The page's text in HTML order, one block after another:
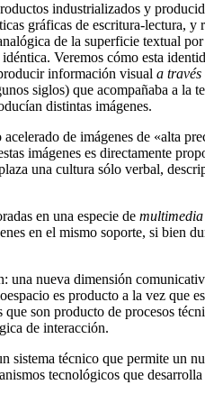
industrializados y
gráficas de escritura-lectura, y
de la superficie textual
Veremos cómo esta
información visual a
siglos) que acompañaba a la
distintas imágenes.
de imágenes de «alta
imágenes es directamente
una cultura sólo verbal,
en una especie de
en el mismo soporte, si bien
una nueva dimensión
es producto a la vez que
son producto de procesos
de interacción.
sistema técnico que permite
tecnológicos que